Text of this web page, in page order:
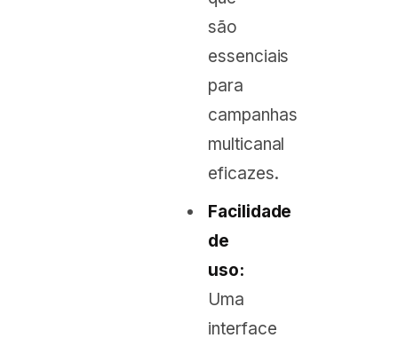
são
essenciais
para
campanhas
multicanal
eficazes.
Facilidade
de
uso:
Uma
interface